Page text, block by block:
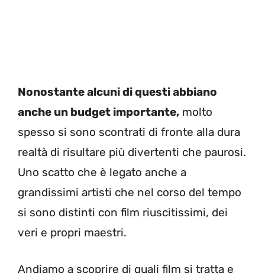
Nonostante alcuni di questi abbiano
anche un budget importante, molto
spesso si sono scontrati di fronte alla dura
realtà di risultare più divertenti che paurosi.
Uno scatto che è legato anche a
grandissimi artisti che nel corso del tempo
si sono distinti con film riuscitissimi, dei
veri e propri maestri.
Andiamo a scoprire di quali film si tratta e